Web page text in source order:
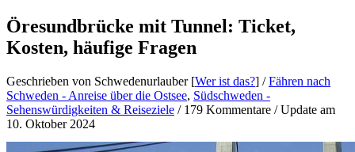
Öresundbrücke mit Tunnel: Ticket,
Kosten, häufige Fragen
Geschrieben von Schwedenurlauber [Wer ist das?] /Fähren nach
Schweden - Anreise über die Ostsee, Südschweden -
Sehenswürdigkeiten & Reiseziele / 179 Kommentare /Update am
10. Oktober 2024